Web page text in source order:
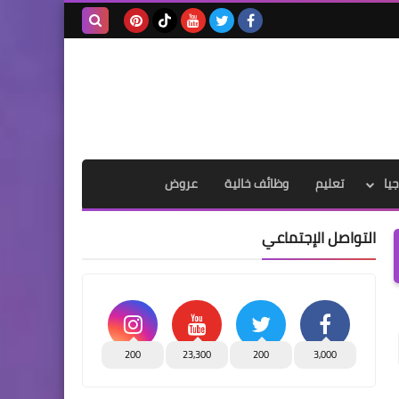
تعليم وظائف خالية عروض
التواصل الإجتماعي
3,000
200
23,300
200